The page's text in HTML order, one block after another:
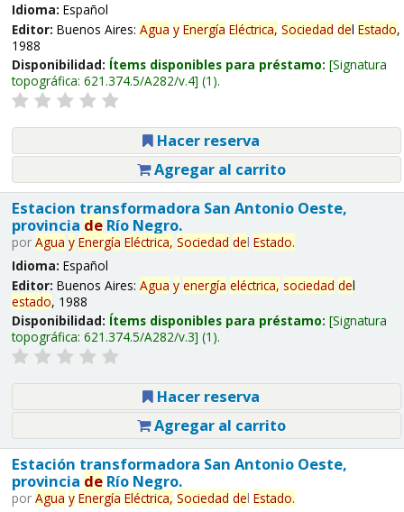
Idioma: Español
Editor: Buenos Aires: Agua y Energía Eléctrica, Sociedad del Estado,
1988
Disponibilidad: Ítems disponibles para préstamo: Signatura
topográfica: 621.374.5/A282/v.4 (1).
Hacer reserva
Agregar al carrito
Estacion transformadora San Antonio Oeste,
provincia deRío Negro.
por Agua y Energía Eléctrica, Sociedad del Estado.
Idioma: Español
Editor: Buenos Aires: Agua y energía eléctrica, sociedad del
estado, 1988
Disponibilidad: Ítems disponibles para préstamo: Signatura
topográfica: 621.374.5/A282/v.3 (1).
Hacer reserva
Agregar al carrito
Estación transformadora San Antonio Oeste,
provincia deRío Negro.
por Agua y Energía Eléctrica, Sociedad del Estado.